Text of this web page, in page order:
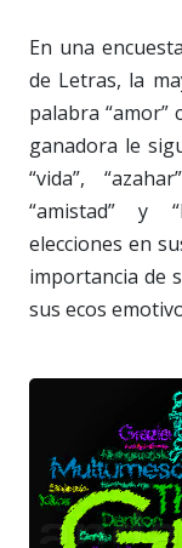
En una
de Letras, la
palabra “amor”
ganadora le
“vida”,
“amistad” y
elecciones en
importancia de
sus ecos